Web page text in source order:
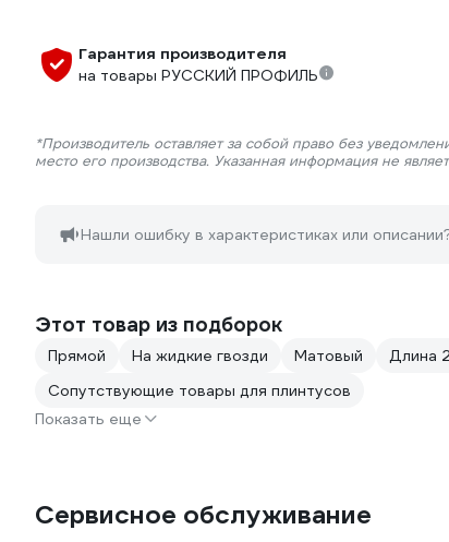
Гарантия производителя
на товары РУССКИЙ ПРОФИЛЬ
*Производитель оставляет за собой право без
место его производства. Указанная информация не
Нашли ошибку в характеристиках или
Этот товар из подборок
Прямой На жидкие гвозди Матовый Длина
Сопутствующие товары для плинтусов
Показать еще
Сервисное обслуживание